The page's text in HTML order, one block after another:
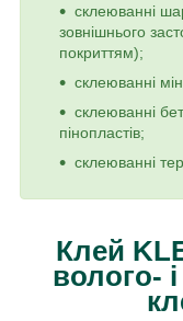
склеюванні
зовнішнього
покриттям);
склеюванні
склеюванні
пінопластів;
склеюванні
Клей
волого-